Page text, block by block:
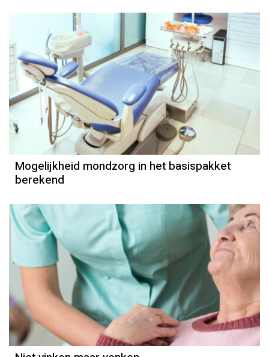
Mogelijkheid mondzorg in het basispakket
berekend
Column
Ted van Essen